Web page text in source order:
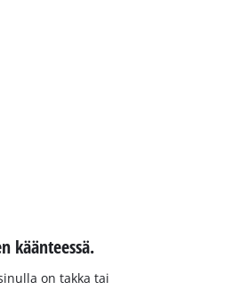
käänteessä.
on takka tai